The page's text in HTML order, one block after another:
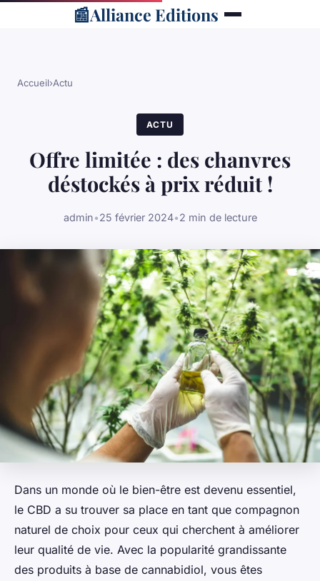
📰Alliance Editions
Accueil›Actu
ACTU
Offre limitée : des chanvres
déstockés à prix réduit !
admin•25 février 2024•2 min de lecture
Dans un monde où le bien-être est devenu essentiel,
le CBD a su trouver sa place en tant que compagnon
naturel de choix pour ceux qui cherchent à améliorer
leur qualité de vie. Avec la popularité grandissante
des produits à base de cannabidiol, vous êtes